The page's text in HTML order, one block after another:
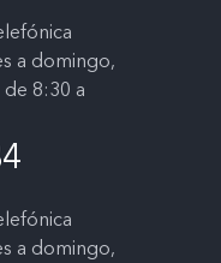
a domingo,
8:30 a
a domingo,